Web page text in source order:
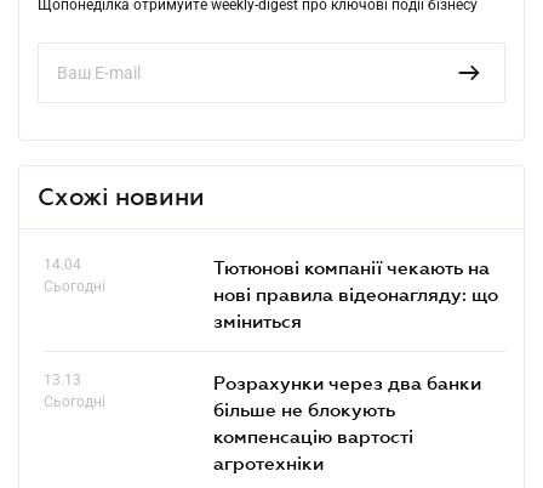
Щопонеділка отримуйте weekly-digest про ключові події бізнесу
Схожі новини
14.04
Сьогодні
Тютюнові компанії чекають на
нові правила відеонагляду: що
зміниться
13.13
Сьогодні
Розрахунки через два банки
більше не блокують
компенсацію вартості
агротехніки